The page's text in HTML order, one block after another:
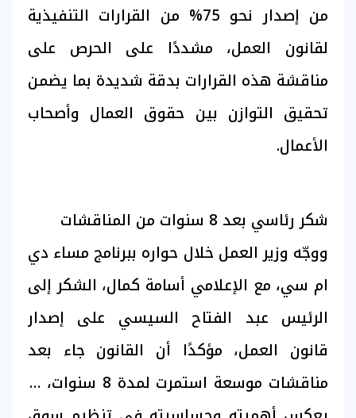
من إصدار نحو 75% من القرارات التنفيذية
لقانون العمل، مشددًا على الحرص على
مناقشة هذه القرارات بدقة شديدة بما يضمن
تحقيق التوازن بين حقوق العمال وأصحاب
الأعمال.
شكر رئاسي بعد 8 سنوات من المناقشات
ووجّه وزير العمل خلال حواره ببرنامج مساء دي
ام سي، مع الإعلامي أسامة كمال، الشكر إلى
الرئيس عبد الفتاح السيسي على إصدار
قانون العمل، مؤكدًا أن القانون جاء بعد
مناقشات موسعة استمرت لمدة 8 سنوات، ما